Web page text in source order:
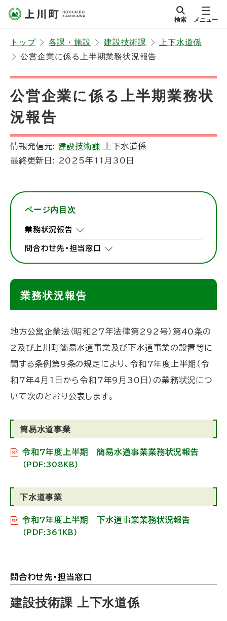
北海道上川町
Hokkaido Kamikawa
Twon
サイト内
検索 メニュー
トップ 各課・施設 建設技術課
上下水道係
公営企業に係る上半期業務状況報告
公営企業に係る上半期業務状
況報告
情報発信元: 建設技術課
上下水道係
最終更新日:
2025年11月30日
ページ内目次
業務状況報告
問合わせ先・担当窓口
業務状況報告
地方公営企業法（昭和27年法律第292号）第40条の
2及び上川町簡易水道事業及び下水道事業の設置等に
関する条例第9条の規定により、令和7年度上半期（令
和7年4月1日から令和7年9月30日）の業務状況につ
いて次のとおり公表します。
簡易水道事業
令和7年度上半期 簡易水道事業業務状況報告
（PDF:308KB）
下水道事業
令和7年度上半期 下水道事業業務状況報告
（PDF:361KB）
ト
ッ
プ
問合わせ先・担当窓口
建設技術課 上下水道係